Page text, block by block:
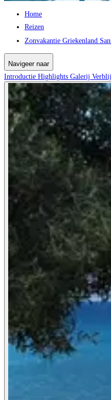
Home
Reizen
Zonvakantie Griekenland
Navigeer naar
Introductie Highlights Galerij